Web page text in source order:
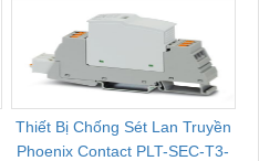
Thiết Bị Chống Sét Lan Truyền
Phoenix Contact PLT-SEC-T3-